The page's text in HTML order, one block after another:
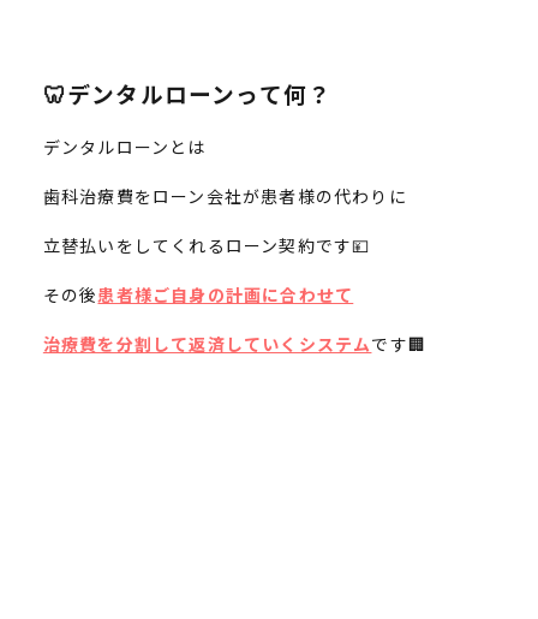
🦷デンタルローンって何？
デンタルローンとは
歯科治療費をローン会社が患者様の代わりに
立替払いをしてくれるローン契約です💴
その後患者様ご自身の計画に合わせて
治療費を分割して返済していくシステムです🏢